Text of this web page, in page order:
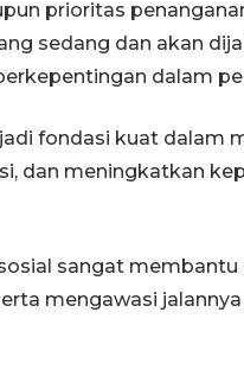
prioritas
sedang dan akan
dalam
fondasi kuat dalam
dan meningkatkan
sangat
mengawasi